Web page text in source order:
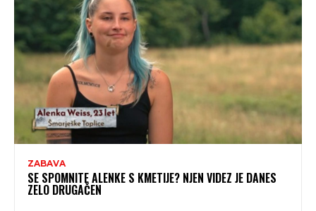
ZABAVA
SE SPOMNITE ALENKE S KMETIJE? NJEN VIDEZ JE DANES
ZELO DRUGAČEN